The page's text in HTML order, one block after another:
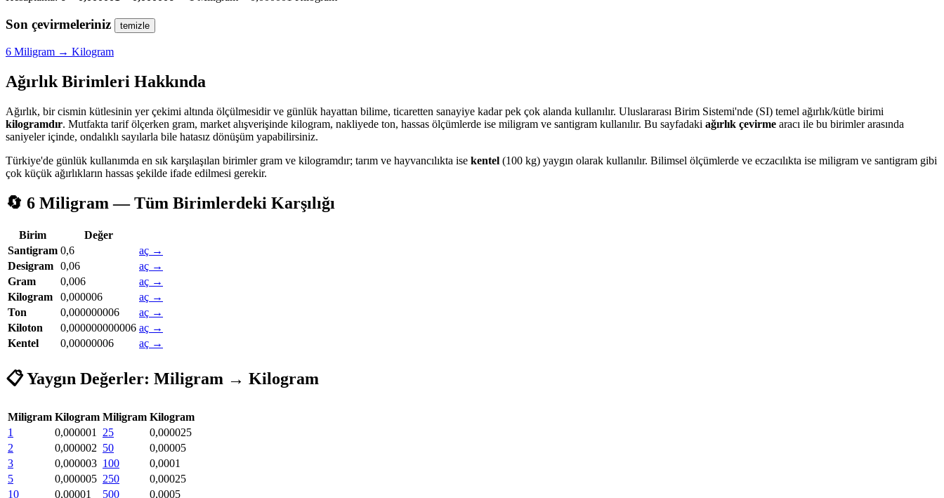
Son çevirmeleriniz temizle
6 Miligram → Kilogram
Ağırlık Birimleri Hakkında
Ağırlık, bir cismin kütlesinin yer çekimi altında ölçülmesidir ve günlük hayattan bilime, ticaretten sanayiye kadar pek çok alanda kullanılır. Uluslararası Birim Sistemi'nde (SI) temel ağırlık/kütle birimi
kilogramdır. Mutfakta tarif ölçerken gram, market alışverişinde kilogram, nakliyede ton, hassas ölçümlerde ise miligram ve santigram kullanılır. Bu sayfadaki ağırlık çevirme aracı ile bu birimler arasında
saniyeler içinde, ondalıklı sayılarla bile hatasız dönüşüm yapabilirsiniz.
Türkiye'de günlük kullanımda en sık karşılaşılan birimler gram ve kilogramdır; tarım ve hayvancılıkta ise kentel (100 kg) yaygın olarak kullanılır. Bilimsel ölçümlerde ve eczacılıkta ise miligram ve santigram gibi
çok küçük ağırlıkların hassas şekilde ifade edilmesi gerekir.
🔄 6 Miligram — Tüm Birimlerdeki Karşılığı
Birim
Değer
Santigram 0,6
aç →
Desigram 0,06
aç →
Gram
0,006
aç →
Kilogram
0,000006
aç →
Ton
0,000000006
aç →
Kiloton
0,000000000006 aç →
Kentel
0,00000006 aç →
📋 Yaygın Değerler: Miligram → Kilogram
Miligram Kilogram Miligram Kilogram
1
0,000001 25
0,000025
2
0,000002 50
0,00005
3
0,000003 100
0,0001
5
0,000005 250
0,00025
10
0,00001 500
0,0005